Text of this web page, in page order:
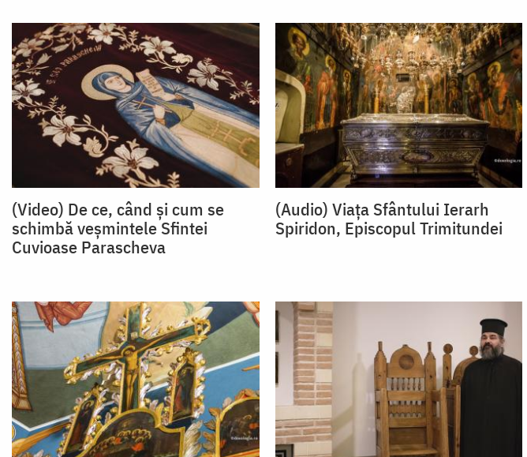
(Video) De ce, când și cum se
schimbă veșmintele Sfintei
Cuvioase Parascheva
(Audio) Viaţa Sfântului Ierarh
Spiridon, Episcopul Trimitundei